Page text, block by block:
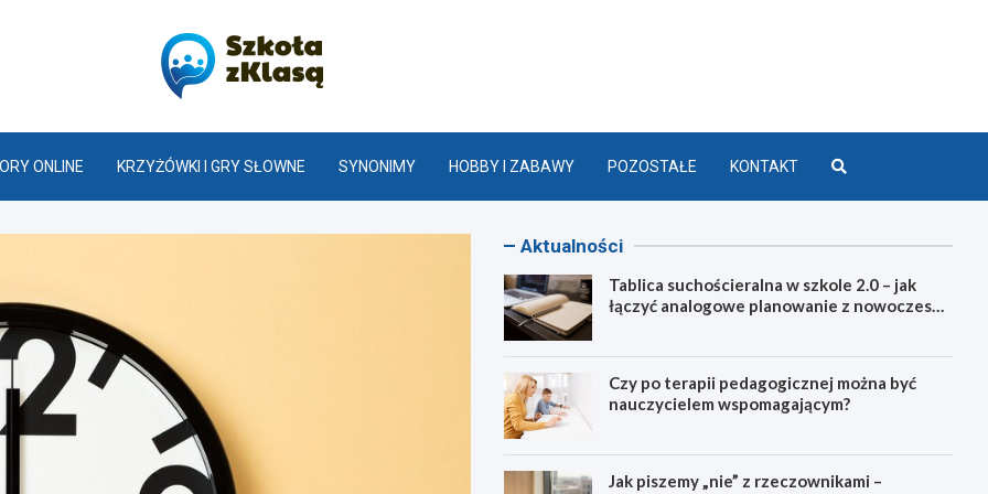
ONLINE KRZYŻÓWKI I GRY SŁOWNE SYNONIMY HOBBY I ZABAWY POZOSTAŁE KONTAKT
Aktualności
Tablica suchościeralna w szkole 2.0 – jak
łączyć analogowe planowanie z nowoczesną
Czy po terapii pedagogicznej można być
nauczycielem wspomagającym?
Jak piszemy „nie” z rzeczownikami –